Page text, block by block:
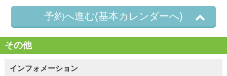
予約へ進む(基本カレンダーへ)
その他
インフォメーション